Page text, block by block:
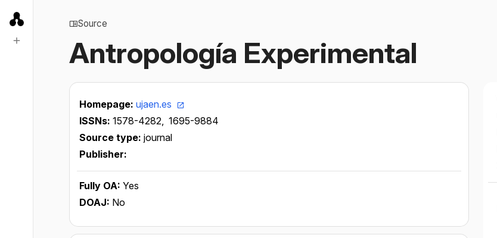
Source
Antropología Experimental
Homepage: ujaen.es
ISSNs: 1578-4282, 1695-9884
Source type: journal
Publisher:
Fully OA: Yes
DOAJ: No